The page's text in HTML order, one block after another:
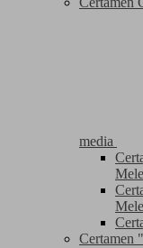
media
Certamen